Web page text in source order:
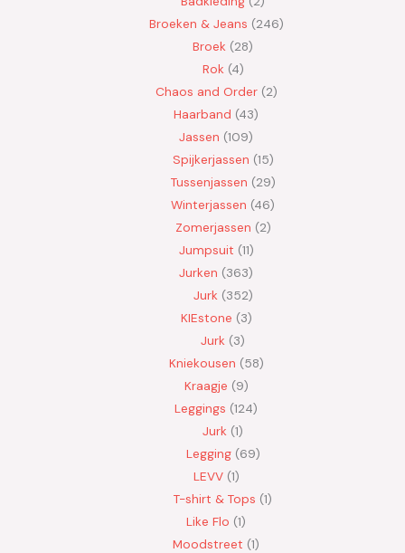
Broeken & Jeans 246
Broek 28
Rok 4
Chaos and Order 2
Haarband 43
Jassen 109
Spijkerjassen 15
Tussenjassen 29
Winterjassen 46
Zomerjassen 2
Jumpsuit 11
Jurken 363
Jurk 352
KIEstone 3
Jurk 3
Kniekousen 58
Kraagje 9
Leggings 124
Jurk 1
Legging 69
LEVV 1
T-shirt & Tops 1
Like Flo 1
Moodstreet 1